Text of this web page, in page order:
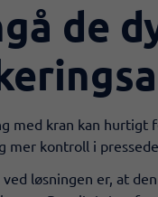
de
med kran kan hurtigt
mer kontroll i
løsningen er, at